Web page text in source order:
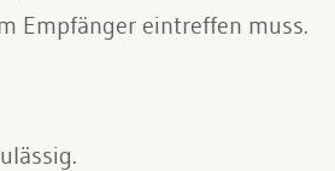
Empfänger eintreffen muss.